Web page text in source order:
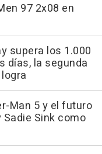
97 2x08 en
supera los 1.000
días, la segunda
Man 5 y el futuro
Sadie Sink como